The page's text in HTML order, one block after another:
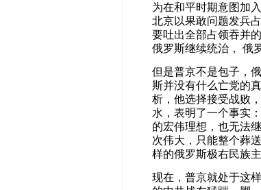
为在和平时期意图加
北京以果敢问题发兵
要吐出全部占领吞并
俄罗斯继续统治， 俄
但是普京不是包子，
斯并没有什么亡党的
析，他选择接受战败
水，表明了一个事实
的宏伟理想，也无法
次伟大，只能整个葬
样的俄罗斯极右民族
现在，普京就处于这